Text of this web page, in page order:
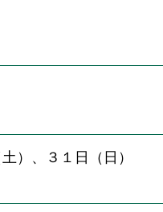
）、３１日（日）